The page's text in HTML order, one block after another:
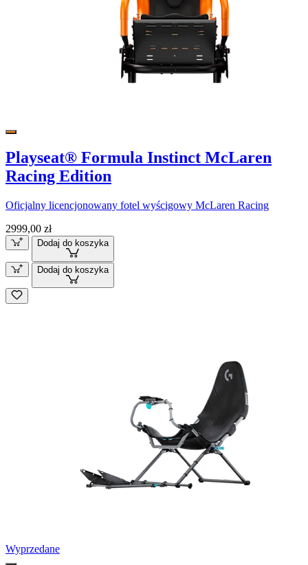
Playseat® Formula Instinct McLaren
Racing Edition
Oficjalny licencjonowany fotel wyścigowy McLaren Racing
2999,00 zł
Dodaj do koszyka
Dodaj do koszyka
Wyprzedane